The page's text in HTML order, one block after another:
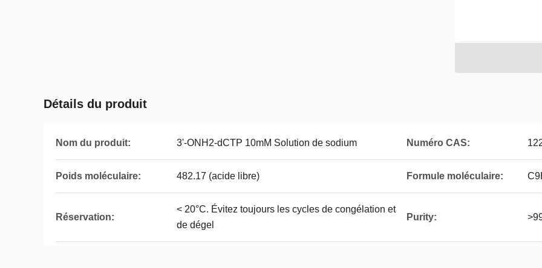
Détails du produit
Nom du produit: 3'-ONH2-dCTP 10mM Solution de sodium Numéro CAS:
Poids moléculaire: 482.17 (acide libre) Formule moléculaire:
Réservation:
< 20°C. Évitez toujours les cycles de congélation et
de dégel
Purity: